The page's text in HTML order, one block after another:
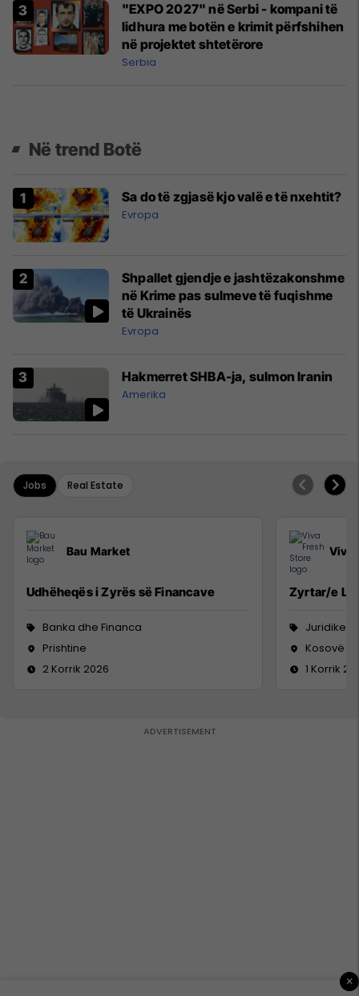
"EXPO 2027" në Serbi - kompani të
lidhura me botën e krimit përfshihen
në projektet shtetërore
Serbia
Në trend Botë
Sa do të zgjasë kjo valë e të nxehtit?
Evropa
Shpallet gjendje e jashtëzakonshme
në Krime pas sulmeve të fuqishme
të Ukrainës
Evropa
Hakmerret SHBA-ja, sulmon Iranin
Amerika
Jobs Real Estate
Bau Market
Udhëheqës i Zyrës së Financave
Banka dhe Financa
Prishtine
2 Korrik 2026
Viva
Zyrtar/e
Juridike
Kosovë
1 Korrik
×